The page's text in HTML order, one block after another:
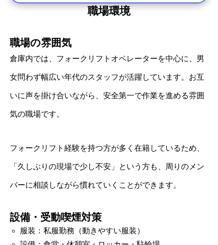
職場環境
職場の雰囲気
倉庫内では、フォークリフトオペレーターを中心に、男
女問わず幅広い年代のスタッフが活躍しています。お互
いに声を掛け合いながら、安全第一で作業を進める雰囲
気の職場です。
フォークリフト経験を持つ方が多く在籍しているため、
「久しぶりの現場で少し不安」という方も、周りのメン
バーに相談しながら慣れていくことができます。
設備・受動喫煙対策
服装：私服勤務（動きやすい服装）